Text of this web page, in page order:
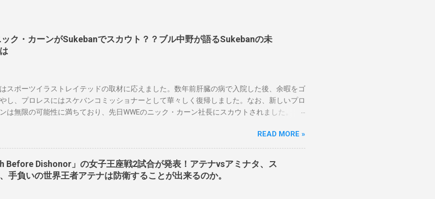
ック・カーンがSukebanでスカウト？？ブル中野が語るSukebanの未
スポーツイラストレイテッドの取材に応えました。数年前肝臓の病で入院した後、余暇をゴ
し、プロレスにはスケバンコミッショナーとして華々しく復帰しました。なお、新しいプロ
は無限の可能性に満ちており、先日WWEのニック・カーン社長にスカウトされました。
現在、未来をリング上で見ることができることです。何十年も前のスケバン生活を認め、ベテ
ラーと若手レスラーが一緒になって最高のショーをするのが好きです。」 彼女は今、スケ
な役割を果たしています。 「今活躍している選手をとても誇りに思い、応援しています。
なレスラー、一番気になるレスラーはスケバンのレスラーばかりです。私は彼らを私の子供の
えている」。 スケバンの最新のショーは5月末に行われました。日本の女子プロレスリーグが
READ MORE »
Before Dishonor」の女子王座戦2試合が発表！アテナvsアミナタ、ス
手負いの世界王者アテナは防衛することが出来るのか。